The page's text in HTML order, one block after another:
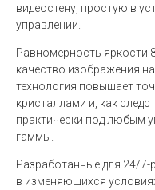
видеостену, простую в
управлении.
Равномерность яркости
качество изображения
технология повышает
кристаллами и, как
практически под любым
гаммы.
Разработанные для 24/
в изменяющихся